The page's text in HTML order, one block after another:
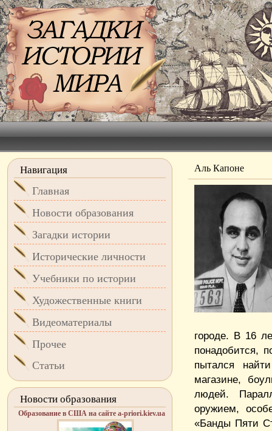
Аль Капоне
городе. В 16
понадобится,
пытался
магазине,
людей.
оружием,
«Банды Пяти
Навигация
Главная
Новости образования
Загадки истории
Исторические личности
Учебники по истории
Художественные книги
Видеоматериалы
Прочее
Статьи
Новости образования
Образование в США на сайте a-priori.kiev.ua